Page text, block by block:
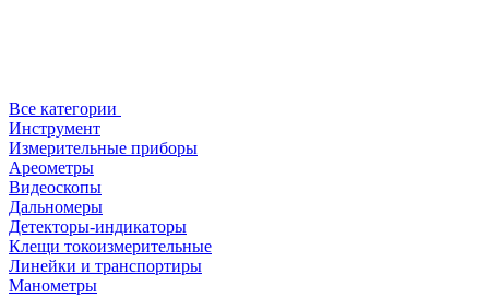
Все категории
Инструмент
Измерительные приборы
Ареометры
Видеоскопы
Дальномеры
Детекторы-индикаторы
Клещи токоизмерительные
Линейки и транспортиры
Манометры